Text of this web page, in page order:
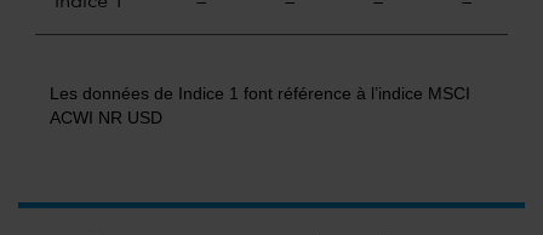
Les données de Indice 1 font référence à l’indice MSCI
ACWI NR USD